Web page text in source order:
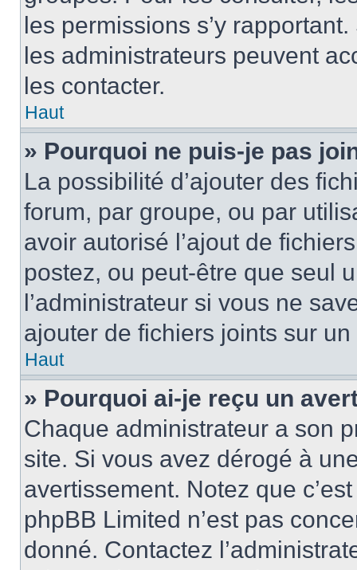
les permissions s’y
les administrateurs peuvent
les contacter.
Haut
» Pourquoi ne puis-je pas
La possibilité d’ajouter des
forum, par groupe, ou par
avoir autorisé l’ajout de
postez, ou peut-être que seul
l’administrateur si vous ne
ajouter de fichiers joints sur un
Haut
» Pourquoi ai-je reçu un
Chaque administrateur a son
site. Si vous avez dérogé à
avertissement. Notez que
phpBB Limited n’est pas
donné. Contactez